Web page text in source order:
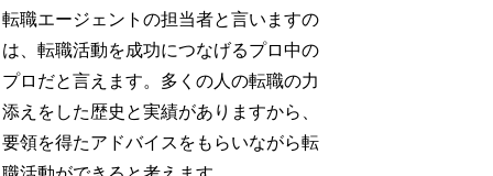
転職エージェントの担当者と言いますの
は、転職活動を成功につなげるプロ中の
プロだと言えます。多くの人の転職の力
添えをした歴史と実績がありますから、
要領を得たアドバイスをもらいながら転